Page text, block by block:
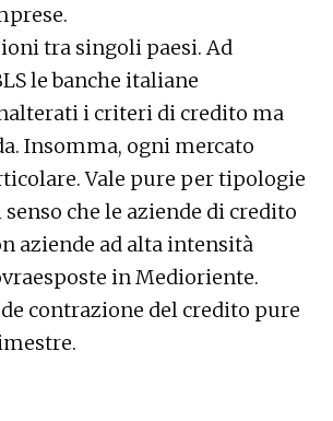
tra singoli paesi. Ad
le banche italiane
i criteri di credito ma
Insomma, ogni mercato
Vale pure per tipologie
che le aziende di credito
aziende ad alta intensità
in Medioriente.
contrazione del credito pure